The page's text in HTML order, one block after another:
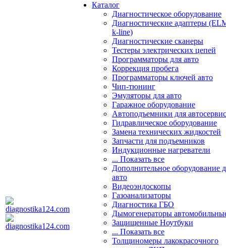
Каталог
Диагностическое оборудование
Диагностические адаптеры
k-line)
Диагностические сканеры
Тестеры электрических цепей
Программаторы для авто
Коррекция пробега
Программаторы ключей авто
Чип-тюнинг
Эмуляторы для авто
Гаражное оборудование
Автоподъемники для
Гидравлическое оборудование
Замена технических жидкостей
Запчасти для подъемников
Индукционные нагреватели
... Показать все
Дополнительное оборудование
авто
Видеоэндоскопы
Газоанализаторы
Диагностика ГБО
Дымогенераторы
Защищенные Ноутбуки
... Показать все
Толщиномеры лакокрасочного